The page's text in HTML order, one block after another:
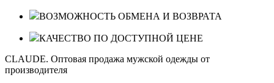
ВОЗМОЖНОСТЬ ОБМЕНА И ВОЗВРАТА
КАЧЕСТВО ПО ДОСТУПНОЙ ЦЕНЕ
CLAUDE. Оптовая продажа мужской одежды от
производителя